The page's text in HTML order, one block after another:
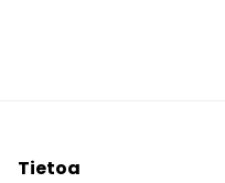
Tietoa